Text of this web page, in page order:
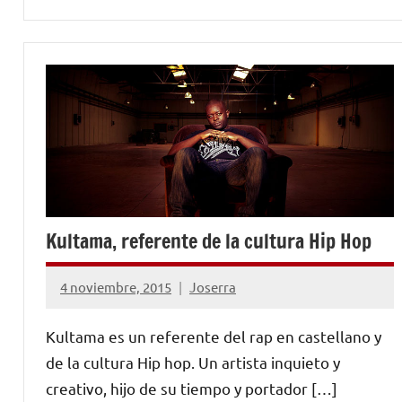
Kultama, referente de la cultura Hip Hop
4 noviembre, 2015 Joserra
No
comentarios
Kultama es un referente del rap en castellano y
de la cultura Hip hop. Un artista inquieto y
creativo, hijo de su tiempo y portador […]